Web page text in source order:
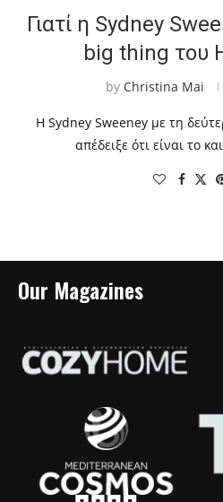
Γιατί η Sydney
big thing του
by Christina Mai
Η Sydney Sweeney με τη
απέδειξε ότι είναι το
Our Magazines